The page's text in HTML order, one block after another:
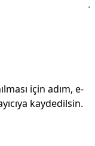
için adım, e-
kaydedilsin.